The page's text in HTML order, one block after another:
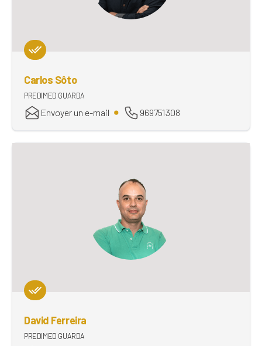
Carlos Sôto
PREDIMED GUARDA
Envoyer un e-mail 969751308
David Ferreira
PREDIMED GUARDA